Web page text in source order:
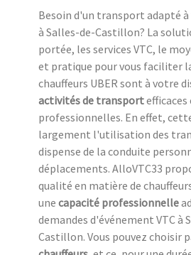
Besoin d'un transport adapté
à Salles-de-Castillon? La
portée, les services VTC, le
et pratique pour vous faciliter
chauffeurs UBER sont à votre
activités de transportefficaces
professionnelles. En effet,
largement l'utilisation des
dispense de la conduite
déplacements. AlloVTC33
qualité en matière de
une capacité professionnelle
demandes d'événement VTC à
Castillon. Vous pouvez choisir